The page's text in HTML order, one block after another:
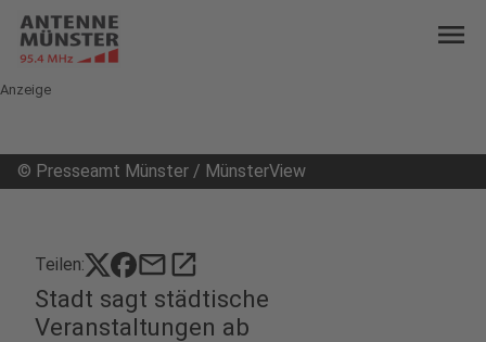
menu
Anzeige
© Presseamt Münster / MünsterView
Teilen: mailopen_in_new
Stadt sagt städtische
Veranstaltungen ab